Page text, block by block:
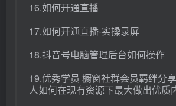
16.如何开通直播
17.如何开通直播-实操录屏
18.抖音号电脑管理后台如何操作
19.优秀学员 橱窗社群会员羁绊分
人如何在现有资源下最大做出优质